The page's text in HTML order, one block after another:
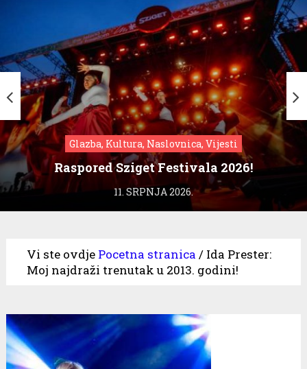
Glazba, Kultura, Naslovnica, Vijesti
Raspored Sziget Festivala 2026!
11. SRPNJA 2026.
Vi ste ovdje Pocetna stranica / Ida Prester:
Moj najdraži trenutak u 2013. godini!